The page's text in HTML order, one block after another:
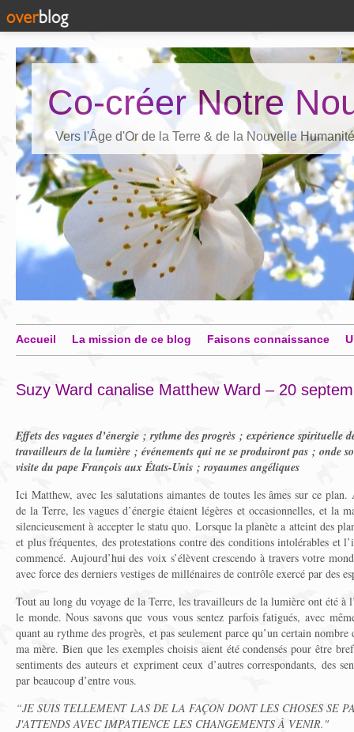
Co-créer Notre
Vers l'Âge d'Or de la Terre & de la Nouvelle Humanité
Accueil La mission de ce blog Faisons connaissance
Suzy Ward canalise Matthew Ward – 20
Effets des vagues d’énergie ; rythme des progrès ; expérience spirituelle
travailleurs de la lumière ; événements qui ne se produiront pas ; onde
visite du pape François aux États-Unis ; royaumes angéliques
Ici Matthew, avec les salutations aimantes de toutes les âmes sur ce plan.
de la Terre, les vagues d’énergie étaient légères et occasionnelles, et la
silencieusement à accepter le statu quo. Lorsque la planète a atteint des
et plus fréquentes, des protestations contre des conditions intolérables et
commencé. Aujourd’hui des voix s’élèvent crescendo à travers votre
avec force des derniers vestiges de millénaires de contrôle exercé par des
Tout au long du voyage de la Terre, les travailleurs de la lumière ont été à
le monde. Nous savons que vous vous sentez parfois fatigués, avec
quant au rythme des progrès, et pas seulement parce qu’un certain
ma mère. Bien que les exemples choisis aient été condensés pour être
sentiments des auteurs et expriment ceux d’autres correspondants, des
par beaucoup d’entre vous.
“JE SUIS TELLEMENT LAS DE LA FAÇON DONT LES CHOSES SE
J'ATTENDS AVEC IMPATIENCE LES CHANGEMENTS À VENIR."